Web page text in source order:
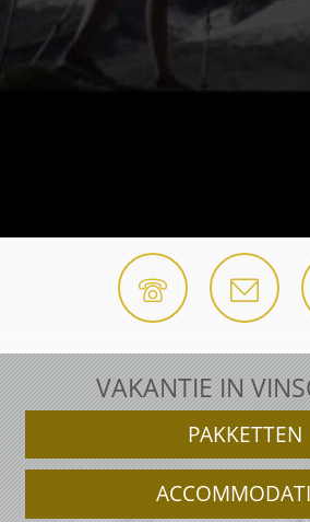
VAKANTIE IN
PAKKETTEN